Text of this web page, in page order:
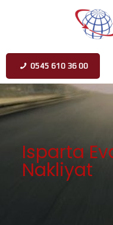
0545 610 36 00
Isparta
Nakliyat